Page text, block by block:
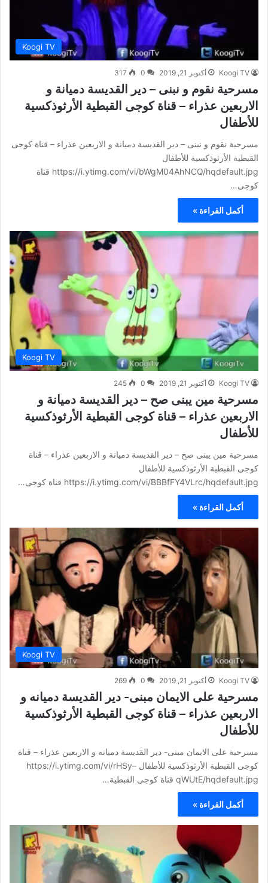
Koogi TV
Koogi TV أكتوبر 21, 2019 0
317
مسرحية نقوم و نبنى – دير القديسة دميانة و
الاربعين عذراء – قناة كوجى القبطية الأرثوذكسية
للأطفال
مسرحية نقوم و نبنى – دير القديسة دميانة و الاربعين عذراء – قناة كوجى
القبطية الأرثوذكسية للأطفال
https://i.ytimg.com/vi/bWgM04AhNCQ/hqdefault.jpg قناة
كوجى…
أكمل القراءة »
Koogi TV
Koogi TV أكتوبر 21, 2019 0
245
مسرحية مين يبنى صح – دير القديسة دميانة و
الاربعين عذراء – قناة كوجى القبطية الأرثوذكسية
للأطفال
مسرحية مين يبنى صح – دير القديسة دميانة و الاربعين عذراء – قناة
كوجى القبطية الأرثوذكسية للأطفال
https://i.ytimg.com/vi/BBBfFY4VLrc/hqdefault.jpg قناة كوجى…
أكمل القراءة »
Koogi TV
Koogi TV أكتوبر 21, 2019 0
269
مسرحية على الايمان مبنى- دير القديسة دميانه و
الاربعين عذراء – قناة كوجى القبطية الأرثوذكسية
للأطفال
مسرحية على الايمان مبنى- دير القديسة دميانه و الاربعين عذراء – قناة
كوجى القبطية الأرثوذكسية للأطفال https://i.ytimg.com/vi/rHSy–
qWUtE/hqdefault.jpg قناة كوجى القبطية…
أكمل القراءة »